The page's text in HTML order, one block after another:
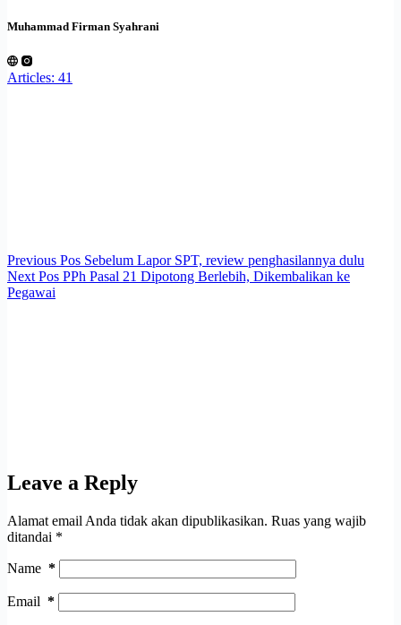
Muhammad Firman Syahrani
Articles: 41
Previous Pos Sebelum Lapor SPT, review penghasilannya dulu
NextPos PPh Pasal 21 Dipotong Berlebih, Dikembalikan ke
Pegawai
Leave a Reply
Alamat email Anda tidak akan dipublikasikan. Ruas yang wajib
ditandai *
Name *
Email *